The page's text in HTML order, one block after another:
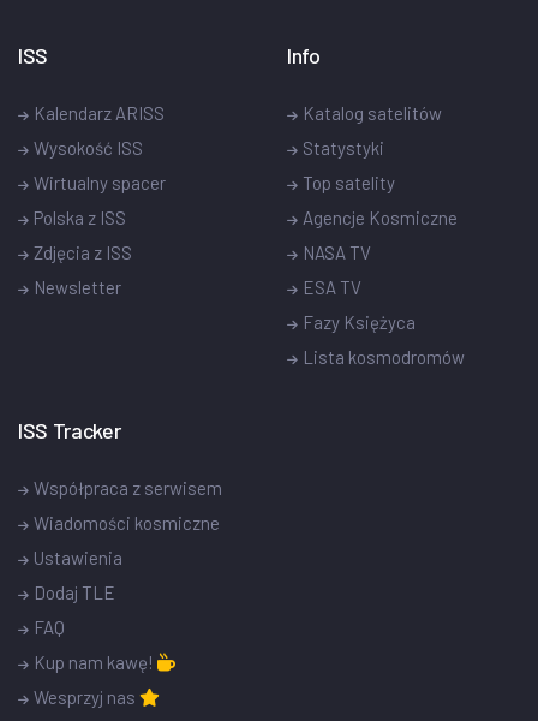
ISS
Kalendarz ARISS
Wysokość ISS
Wirtualny spacer
Polska z ISS
Zdjęcia z ISS
Newsletter
Info
Katalog satelitów
Statystyki
Top satelity
Agencje Kosmiczne
NASA TV
ESA TV
Fazy Księżyca
Lista kosmodromów
ISS Tracker
Współpraca z serwisem
Wiadomości kosmiczne
Ustawienia
Dodaj TLE
FAQ
Kup nam kawę!
Wesprzyj nas